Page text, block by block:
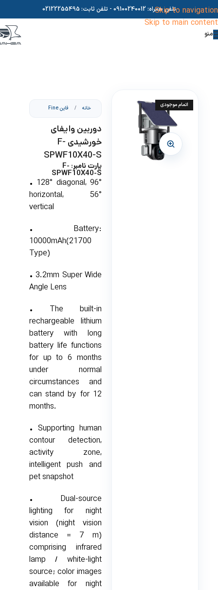
Skip to navigation
Skip to main content
تلفن همراه: 09100240012 - تلفن ثابت: 02122255495
منو
اتمام موجودی خانه / فاین Fine
دوربین وایفای
خورشیدی F-
SPWF10X40-S
پارت نامبر: F-
SPWF10X40-S
• 128° diagonal, 96°
horizontal, 56°
vertical
• Battery:
10000mAh(21700
Type)
• 3.2mm Super Wide
Angle Lens
• The built-in
rechargeable lithium
battery with long
battery life functions
for up to 6 months
under normal
circumstances and
can stand by for 12
months.
• Supporting human
contour detection,
activity zone,
intelligent push and
pet snapshot
• Dual-source
lighting for night
vision (night vision
distance = 7 m)
comprising infrared
lamp / white-light
source; color images
available for night